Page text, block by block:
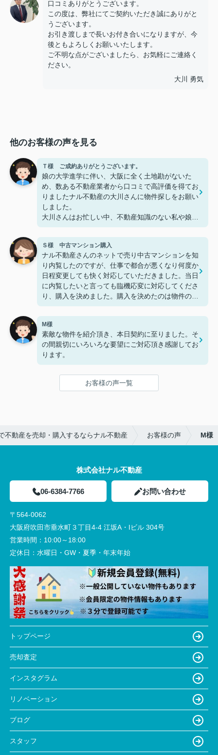
口コミありがとうございます。
この度は、弊社にてご契約いただき誠にありがと
うございます。
お引き渡しまで長いお付き合いになりますが、今
後ともよろしくお願いいたします。
ご不明な点がございましたら、お気軽にご連絡く
ださい。
大川 勇気
他のお客様の声を見る
Ｔ様 ご成約ありがとうございます。
娘の大学進学に伴い、大阪に全く土地勘がないた
め、数ある不動産業者から口コミで高評価を得てお
りましたナル不動産の大川さんに物件探しをお願い
しました。
大川さんはお忙しい中、不動産知識のない私や娘に
多くの時間を費やしながら、メリット/デメリット
など丁寧にご説明いただき、おかげさまで娘も大変
気に入った物件をご紹介いただきました。
入口は口コミでしたが、皆さんが高評価を付けられ
てることに納得しました。
通常、仲介業者さんとは契約までのお付き合いとな
りますが、娘が大学入学後も「何かあれば言って来
て下さい」とのお言葉をいただき、土地勘もなく初
ぁ」「少し安心した」と言っております。
親の私も同じ気持ちです。
大川さんにお願いして、本当に良かったです。
これからも宜しくお願いいたします。
Ｓ様 中古マンション購入
ナル不動産さんのネットで売り中古マンションを知
り内覧したのですが、仕事で都合が悪くなり何度か
日程変更しても快く対応していただきました。当日
に内覧したいと言っても臨機応変に対応してくださ
り、購入を決めました。購入を決めたのは物件の良
さと担当の大川さんのお人柄です。対応の速さと親
切丁寧なご対応はとても気持ちが良いです。過去に
不動産屋で事務員として働いていましたが、群を抜
いて大川さんの対応は素晴らしいです。大手より個
人で対応されるナル不動産さんの方が融通もききま
した。まだ契約やリフォームでお世話になります
M様
素敵な物件を紹介頂き、本日契約に至りました。そ
の間親切にいろいろな要望にご対応頂き感謝してお
ります。
お客様の声一覧
不動産を売却・購入するならナル不動産 お客様の声 M様
株式会社ナル不動産
06-6384-7766 お問い合わせ
〒564-0062
大阪府吹田市垂水町３丁目4-4 江坂A・Iビル 304号
営業時間： 10:00～18:00
定休日： 水曜日・GW・夏季・年末年始
トップページ
売却査定
インスタグラム
リノベーション
ブログ
スタッフ